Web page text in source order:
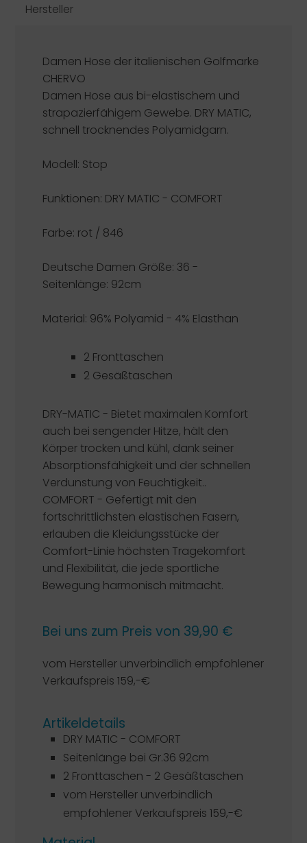
Hersteller
Damen Hose der italienischen Golfmarke
CHERVO
Damen Hose aus bi-elastischem und
strapazierfähigem Gewebe. DRY MATIC,
schnell trocknendes Polyamidgarn.
Modell: Stop
Funktionen: DRY MATIC - COMFORT
Farbe: rot / 846
Deutsche Damen Größe: 36 -
Seitenlänge: 92cm
Material: 96% Polyamid - 4% Elasthan
2 Fronttaschen
2 Gesäßtaschen
DRY-MATIC - Bietet maximalen Komfort
auch bei sengender Hitze, hält den
Körper trocken und kühl, dank seiner
Absorptionsfähigkeit und der schnellen
Verdunstung von Feuchtigkeit..
COMFORT - Gefertigt mit den
fortschrittlichsten elastischen Fasern,
erlauben die Kleidungsstücke der
Comfort-Linie höchsten Tragekomfort
und Flexibilität, die jede sportliche
Bewegung harmonisch mitmacht.
Bei uns zum Preis von 39,90 €
vom Hersteller unverbindlich empfohlener
Verkaufspreis 159,-€
Artikeldetails
DRY MATIC - COMFORT
Seitenlänge bei Gr.36 92cm
2 Fronttaschen - 2 Gesäßtaschen
vom Hersteller unverbindlich
empfohlener Verkaufspreis 159,-€